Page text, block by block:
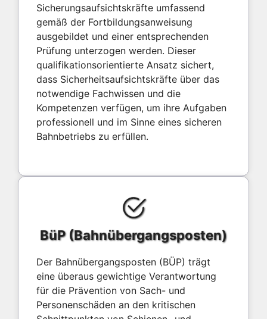
Sicherungsaufsichtskräfte umfassend
gemäß der Fortbildungsanweisung
ausgebildet und einer entsprechenden
Prüfung unterzogen werden. Dieser
qualifikationsorientierte Ansatz sichert,
dass Sicherheitsaufsichtskräfte über das
notwendige Fachwissen und die
Kompetenzen verfügen, um ihre Aufgaben
professionell und im Sinne eines sicheren
Bahnbetriebs zu erfüllen.
BüP (Bahnübergangsposten)
Der Bahnübergangsposten (BÜP) trägt
eine überaus gewichtige Verantwortung
für die Prävention von Sach- und
Personenschäden an den kritischen